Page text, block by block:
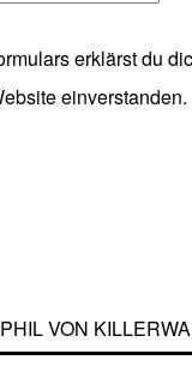
erklärst du
PHIL VON